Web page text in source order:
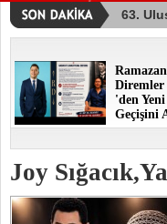
Ramazan
Diremler
'den
Geçişini
Joy